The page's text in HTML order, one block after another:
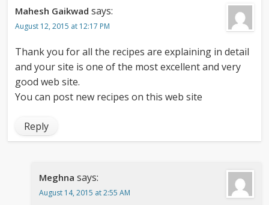
Mahesh Gaikwad says:
August 12, 2015 at 12:17 PM
Thank you for all the recipes are explaining in detail
and your site is one of the most excellent and very
good web site.
You can post new recipes on this web site
Reply
Meghna says:
August 14, 2015 at 2:55 AM